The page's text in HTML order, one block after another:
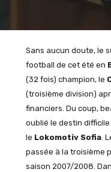
Sans aucun doute, le
football de cet été en
(32 fois) champion, le
(troisième division)
financiers. Du coup,
oublié le destin
le Lokomotiv Sofia.
passée à la troisième
saison 2007/2008.